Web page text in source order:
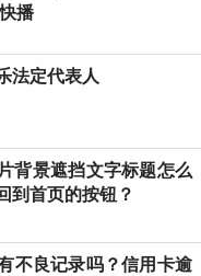
播
法定代表人
背景遮挡文字标题怎么
到首页的按钮？
不良记录吗？信用卡逾